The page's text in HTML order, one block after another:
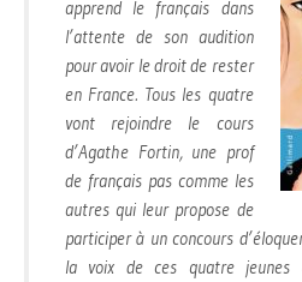
apprend le français dans
l’attente de son audition
pour avoir le droit de rester
en France. Tous les quatre
vont rejoindre le cours
d’Agathe Fortin, une prof
de français pas comme les
autres qui leur propose de
participer à un concours
la voix de ces quatre jeunes